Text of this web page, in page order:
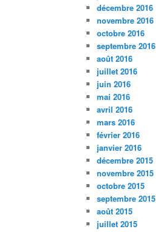
décembre 2016
novembre 2016
octobre 2016
septembre 2016
août 2016
juillet 2016
juin 2016
mai 2016
avril 2016
mars 2016
février 2016
janvier 2016
décembre 2015
novembre 2015
octobre 2015
septembre 2015
août 2015
juillet 2015